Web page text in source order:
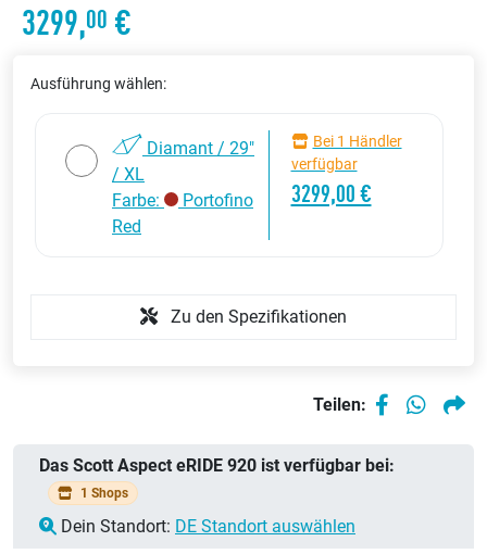
3299,00 €
Ausführung wählen:
Diamant / 29"
/ XL
Farbe:
Portofino
Red
Bei 1 Händler
verfügbar
3299,00 €
Zu den Spezifikationen
Teilen:
Das Scott Aspect eRIDE 920 ist verfügbar bei:
1 Shops
Dein Standort: DE Standort auswählen